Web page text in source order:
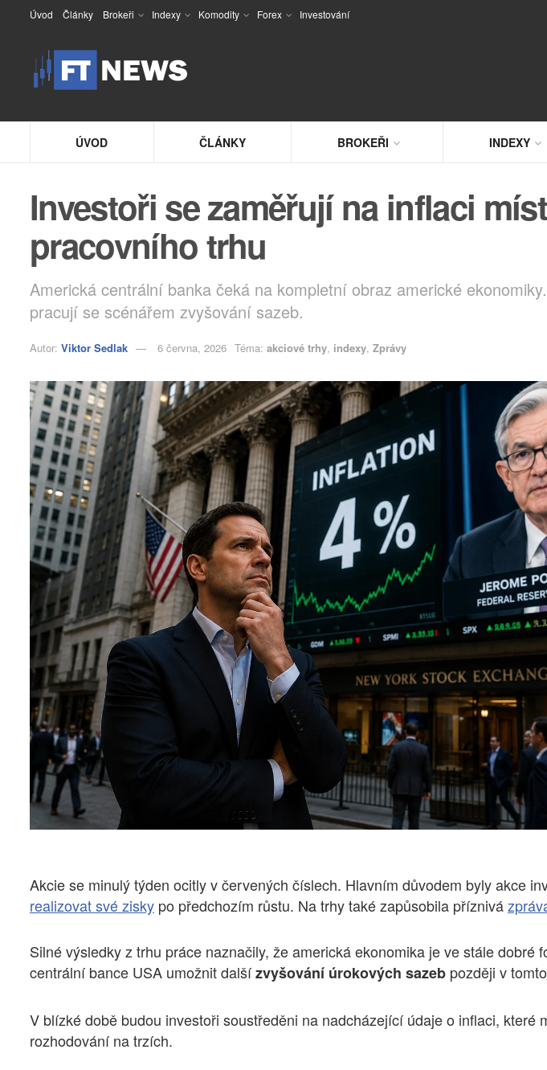
Úvod Články Brokeři Indexy Komodity Forex Investování
ÚVOD ČLÁNKY BROKEŘI INDEXY
Investoři se zaměřují na inflaci
pracovního trhu
Americká centrální banka čeká na kompletní obraz americké
pracují se scénářem zvyšování sazeb.
Autor: Viktor Sedlak 6 června, 2026 Téma: akciové trhy, indexy, Zprávy
Akcie se minulý týden ocitly v červených číslech. Hlavním důvodem byly akce
realizovat své zisky po předchozím růstu. Na trhy také zapůsobila příznivá
Silné výsledky z trhu práce naznačily, že americká ekonomika je ve stále dobré
centrální bance USA umožnit dalšízvyšování úrokových sazeb později v
V blízké době budou investoři soustředěni na nadcházející údaje o inflaci, které
rozhodování na trzích.